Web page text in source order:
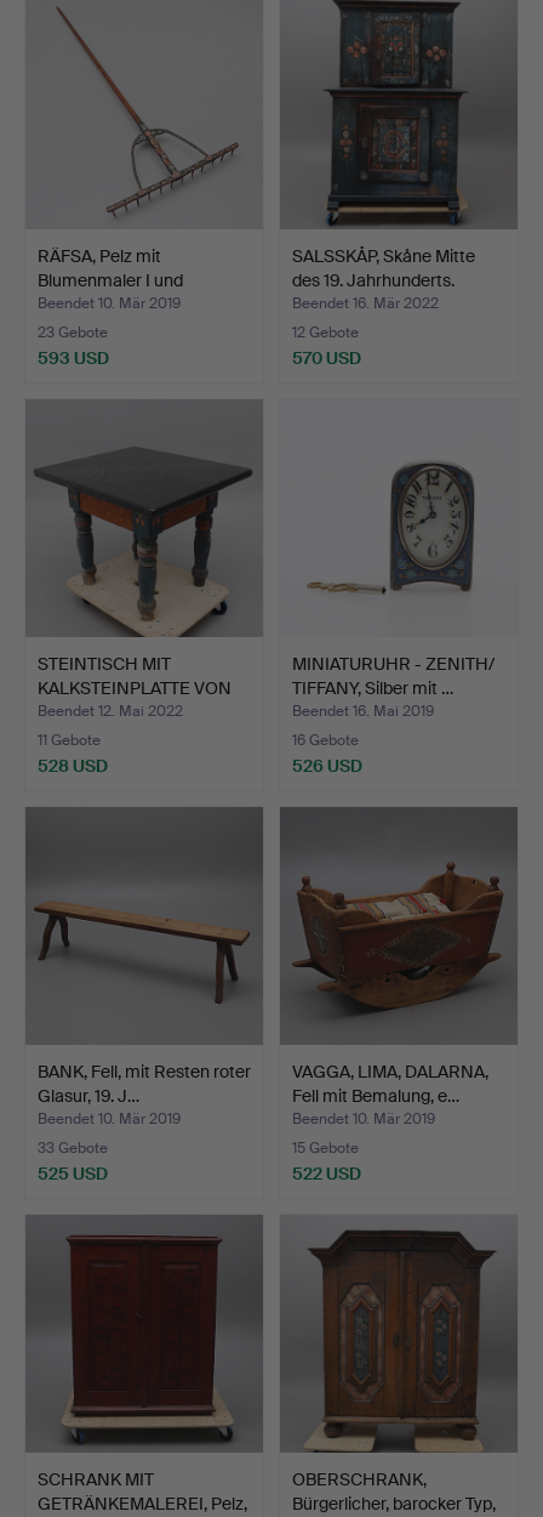
RÄFSA, Pelz mit
Blumenmaler I und
Datierun…
Beendet 10. Mär 2019
23 Gebote
593 USD
SALSSKÅP, Skåne Mitte
des 19. Jahrhunderts.
Beendet 16. Mär 2022
12 Gebote
570 USD
STEINTISCH MIT
KALKSTEINPLATTE VON
KOMSTAD…
Beendet 12. Mai 2022
11 Gebote
528 USD
MINIATURUHR - ZENITH/
TIFFANY, Silber mit …
Beendet 16. Mai 2019
16 Gebote
526 USD
BANK, Fell, mit Resten roter
Glasur, 19. J…
Beendet 10. Mär 2019
33 Gebote
525 USD
VAGGA, LIMA, DALARNA,
Fell mit Bemalung, e…
Beendet 10. Mär 2019
15 Gebote
522 USD
SCHRANK MIT
GETRÄNKEMALEREI, Pelz,
OBERSCHRANK,
Bürgerlicher, barocker Typ,